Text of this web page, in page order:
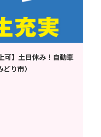
可】土日休み！自動車
り市〉